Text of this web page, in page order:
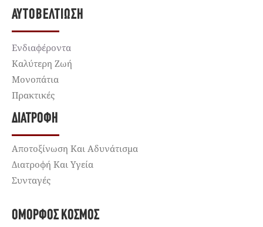
ΑΥΤΟΒΕΛΤΊΩΣΗ
Ενδιαφέροντα
Καλύτερη Ζωή
Μονοπάτια
Πρακτικές
ΔΙΑΤΡΟΦΉ
Αποτοξίνωση Και Αδυνάτισμα
Διατροφή Και Υγεία
Συνταγές
ΌΜΟΡΦΟΣ ΚΌΣΜΟΣ